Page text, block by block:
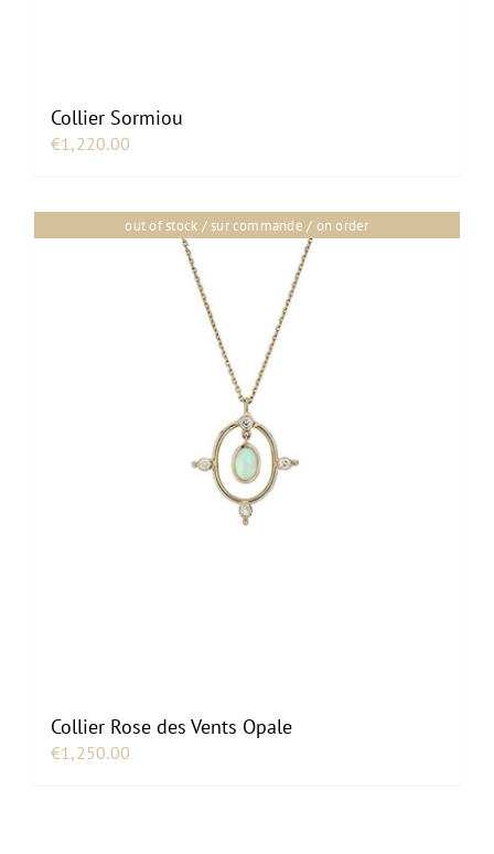
Collier Sormiou
€1,220.00
out of stock / sur commande / on order
Collier Rose des Vents Opale
€1,250.00